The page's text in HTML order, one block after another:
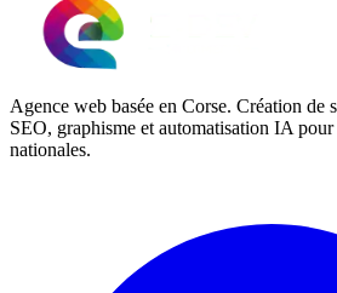
Agence web basée en Corse. Création de
SEO, graphisme et automatisation IA pour
nationales.